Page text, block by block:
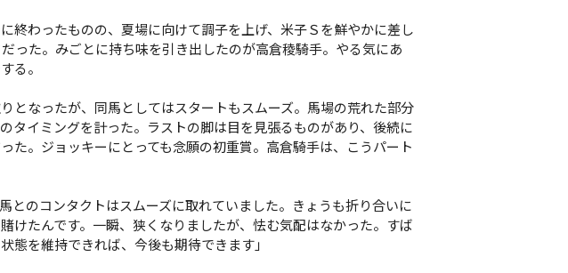
終わったものの、夏場に向けて調子を上げ、米子Ｓを鮮やかに差し
った。みごとに持ち味を引き出したのが高倉稜騎手。やる気にあ
る。
となったが、同馬としてはスタートもスムーズ。馬場の荒れた部分
タイミングを計った。ラストの脚は目を見張るものがあり、後続に
た。ジョッキーにとっても念願の初重賞。高倉騎手は、こうパート
とのコンタクトはスムーズに取れていました。きょうも折り合いに
けたんです。一瞬、狭くなりましたが、怯む気配はなかった。すば
態を維持できれば、今後も期待できます」